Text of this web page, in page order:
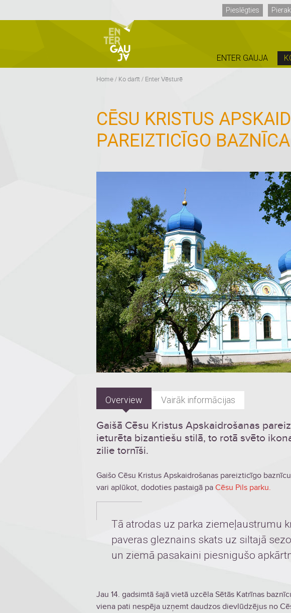
Pieslēgties
ENTER GAUJA
Home/ Ko darīt/ Enter Vēsturē
CĒSU KRISTUS
PAREIZTICĪGO BAZNĪCA
Overview Vairāk informācijas
Gaišā Cēsu Kristus Apskaidrošanas
ieturēta bizantiešu stilā, to rotā svēto
zilie tornīši.
Gaišo Cēsu Kristus Apskaidrošanas pareizticīgo
vari aplūkot, dodoties pastaigā pa Cēsu Pils parku.
Tā atrodas uz parka ziemeļaustrumu
paveras gleznains skats uz siltajā
un ziemā pasakaini piesnigušo
Jau 14. gadsimtā šajā vietā uzcēla Sētās Katrīnas
viena pati nespēja uzņemt daudzos dievlūdzējus no